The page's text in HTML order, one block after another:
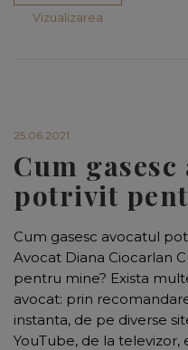
Vizualizarea
25.06.2021
Cum
potrivit
Cum gasesc avocatul
Avocat Diana Ciocarlan
pentru mine? Exista
avocat: prin
instanta, de pe diverse
YouTube, de la